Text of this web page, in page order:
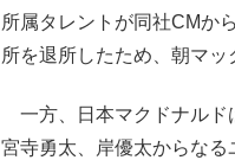
所属タレントが同社CMか
所を退所したため、朝マッ
一方、日本マクドナルド
宮寺勇太、岸優太からなる